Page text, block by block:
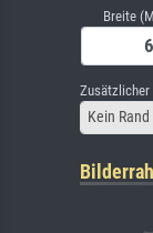
Breite
Zusätzlicher
Kein Rand